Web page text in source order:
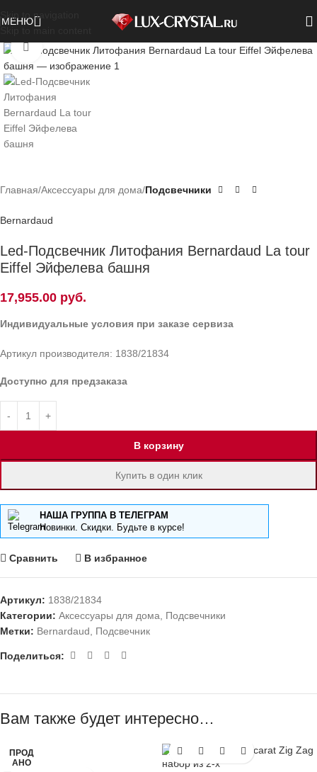
Skip to navigation
МЕНЮ
Нажмите, чтобы увеличить
Главная Аксессуары для дома Подсвечники
Bernardaud
Led-Подсвечник Литофания Bernardaud La tour
Eiffel Эйфелева башня
17,955.00 руб.
Индивидуальные условия при заказе сервиза
Артикул производителя: 1838/21834
Доступно для предзаказа
В корзину
Купить в один клик
НАША ГРУППА В ТЕЛЕГРАМ
Новинки. Скидки. Будьте в курсе!
Сравнить В избранное
Артикул: 1838/21834
Категории: Аксессуары для дома
Подсвечники
Метки: Bernardaud Подсвечник
Поделиться:
Вам также будет интересно…
ПРОД
АНО